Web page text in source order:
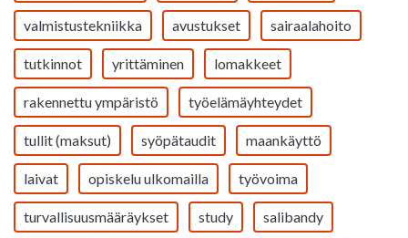
valmistustekniikka avustukset sairaalahoito
tutkinnot yrittäminen lomakkeet
rakennettu ympäristö työelämäyhteydet
tullit (maksut) syöpätaudit maankäyttö
laivat opiskelu ulkomailla työvoima
turvallisuusmääräykset study salibandy